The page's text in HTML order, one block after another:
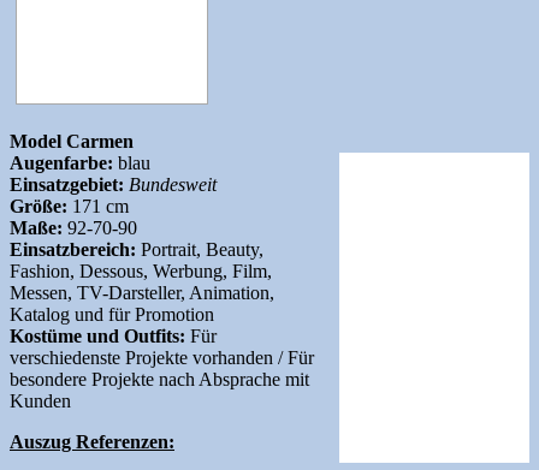
Model Carmen
Augenfarbe: blau
Einsatzgebiet: Bundesweit
Größe: 171 cm
Maße: 92-70-90
Einsatzbereich: Portrait, Beauty,
Fashion, Dessous, Werbung, Film,
Messen, TV-Darsteller, Animation,
Katalog und für Promotion
Kostüme und Outfits: Für
verschiedenste Projekte vorhanden / Für
besondere Projekte nach Absprache mit
Kunden
Auszug Referenzen: